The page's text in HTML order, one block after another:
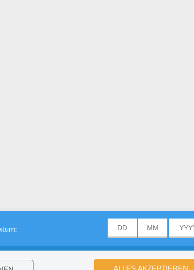
du schon unsere online Ausmalmaschine
Story 28: male dieses tolle Ausmalbild mit deinen